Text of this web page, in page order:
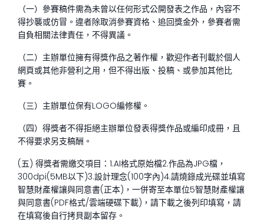
（一）參賽稿件需為未曾以任何形式公開發表之作品，內容不
得抄襲或仿冒。違者除取消參賽資格、追回獎金外，參賽者需
自負相關法律責任，不得異議。
（二）主辦單位擁有得獎作品之著作權，歡迎作者刊載於個人
網頁或其他非營利之用，但不得出版、投稿、或參加其他比
賽。
（三）主辦單位保有LOGO編修權。
（四）得獎者不得拒絕主辦單位發表得獎作品或編印成冊，且
不得要求另支稿酬。
(五) 得獎者需繳交項目：1.AI格式原始檔2.作品為JPG檔，
300dpi(5MB以下)3.設計理念(100字內)4.請燒錄成光碟並填寫
智慧財產權讓與同意書(正本)，一併寄至本單位5智慧財產權讓
與同意書(PDF格式/雲端硬碟下載)，請下載之後列印填寫，請
在填寫後自行拷貝副本留存。